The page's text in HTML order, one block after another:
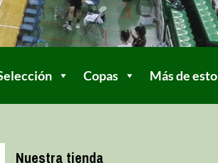
Copas Más de esto
Nuestra tienda